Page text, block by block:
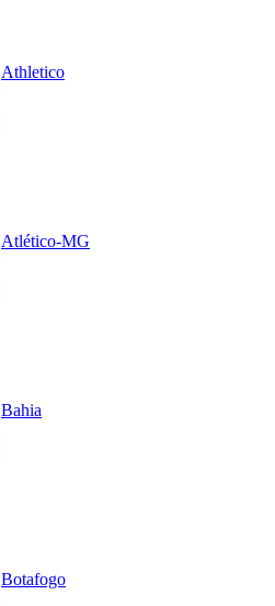
Athletico
Atlético-MG
Bahia
Botafogo